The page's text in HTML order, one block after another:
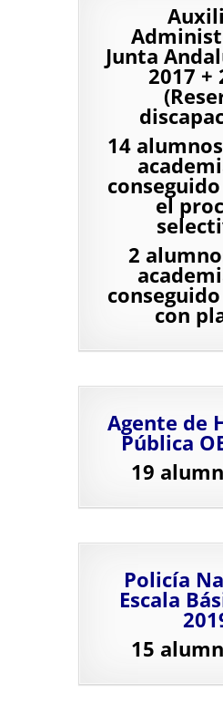
Junta
2017 +
14
el
2
con
Agente de
Pública
19
Policía
Escala
15